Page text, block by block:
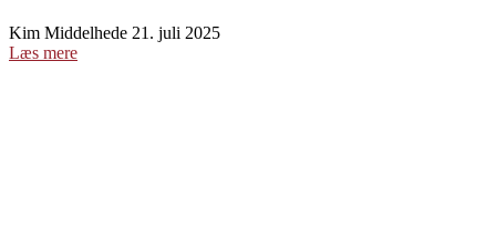
Kim Middelhede 21. juli 2025
Læs mere